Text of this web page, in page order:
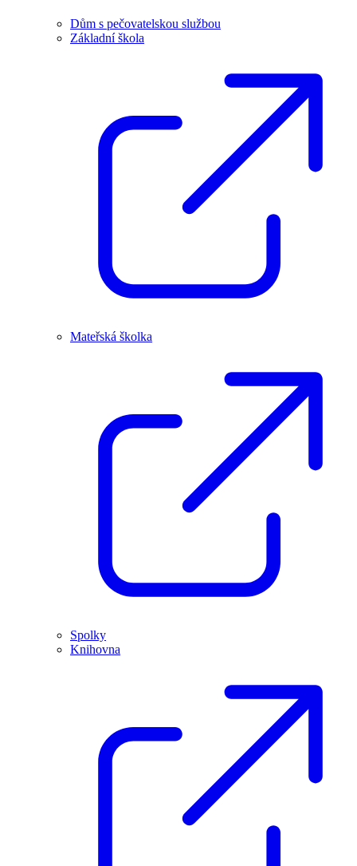
Dům s pečovatelskou službou
Základní škola
Mateřská školka
Spolky
Knihovna